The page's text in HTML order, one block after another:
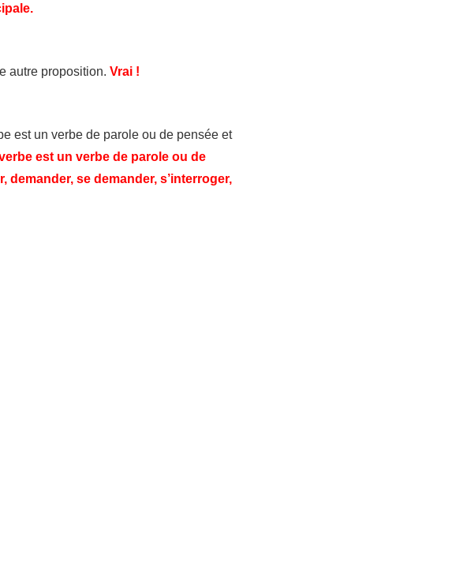
autre proposition. Vrai !
est un verbe de parole ou de pensée et
est un verbe de parole ou de
demander, se demander, s’interroger,